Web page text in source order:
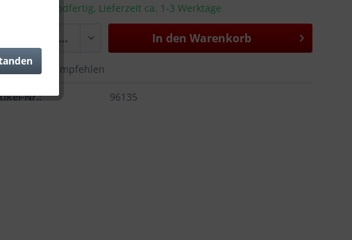
Sofort versandfertig, Lieferzeit ca. 1-3 Werktage
In den Warenkorb
Merken Empfehlen
Nr.: 96135